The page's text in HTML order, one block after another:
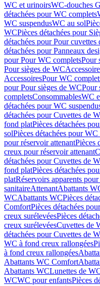
WC et urinoirsWC-douches
détachées pour WC complets
WC suspendusWC au sol
WCPièces détachées pour
détachées pour Pour cuvettes
détachées pour Panneaux
pour Pour WC completsPour
Pour sièges de WC
AccessoiresPour WC
pour Pour sièges de WCPour
completsConsommablesWC
détachées pour WC
détachées pour Cuvettes de
fond platPièces détachées
solPièces détachées pour WC
pour réservoir attenantPièces
creux pour réservoir attenant
détachées pour Cuvettes de
fond platPièces détachées
platRéservoirs apparents
sanitaireAttenantAbattants
WCAbattants WCPièces
ComfortPièces détachées
creux surélevéesPièces
creux surélevéesCuvettes de
détachées pour Cuvettes de
WC à fond creux rallongées
à fond creux rallongées
Abattants WC Comfort
Abattants WCLunettes de
WCWC pour enfantsPièces